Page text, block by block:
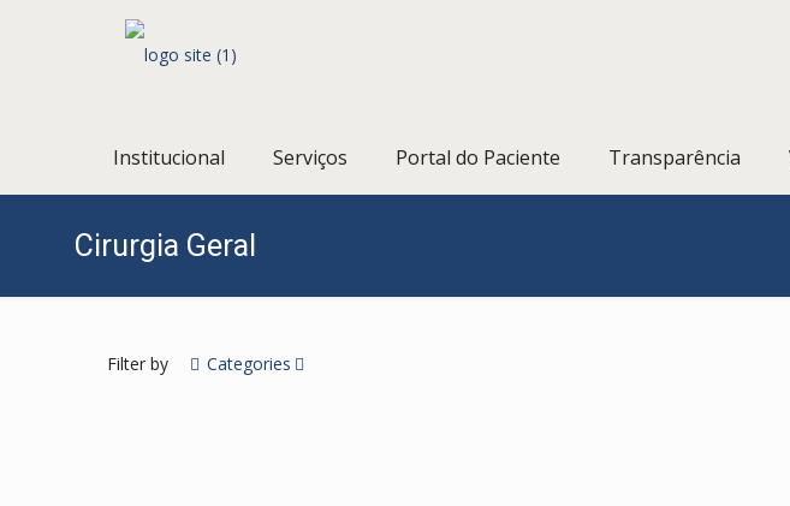
Institucional Serviços Portal do Paciente Transparência
Cirurgia Geral
Filter by Categories